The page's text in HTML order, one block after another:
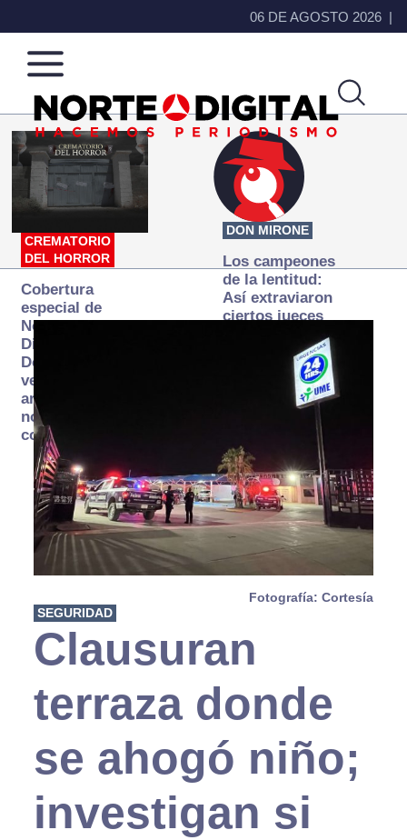
06 DE AGOSTO 2026
Norte
de
Ciudad
Más
que
noticias,
hacemos periodismo
CREMATORIO
DEL HORROR
Cobertura
especial de
Norte
Digital:
Donde la
verdad
arde… pero
no se
consume
DON MIRONE
Los campeones
de la lentitud:
Así extraviaron
ciertos jueces
Fotografía: Cortesía
SEGURIDAD
Clausuran
terraza donde
se ahogó niño;
investigan si